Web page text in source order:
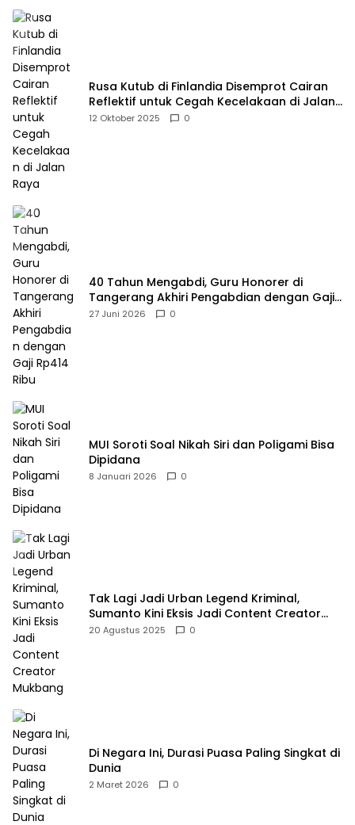
Rusa Kutub di Finlandia Disemprot Cairan
Reflektif untuk Cegah Kecelakaan di Jalan
Raya
12 Oktober 2025 0
40 Tahun Mengabdi, Guru Honorer di
Tangerang Akhiri Pengabdian dengan Gaji
Rp414 Ribu
27 Juni 2026 0
MUI Soroti Soal Nikah Siri dan Poligami Bisa
Dipidana
8 Januari 2026 0
Tak Lagi Jadi Urban Legend Kriminal,
Sumanto Kini Eksis Jadi Content Creator
Mukbang
20 Agustus 2025 0
Di Negara Ini, Durasi Puasa Paling Singkat di
Dunia
2 Maret 2026 0